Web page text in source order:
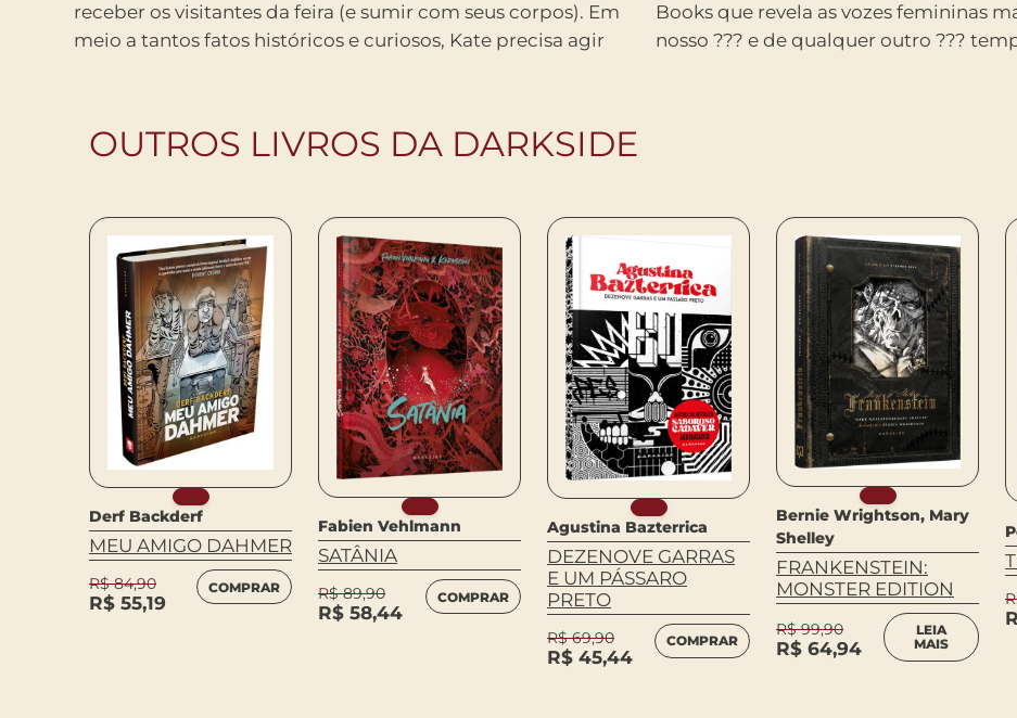
receber os visitantes da feira (e sumir com seus corpos). Em
meio a tantos fatos históricos e curiosos, Kate precisa agir
Books que revela as vozes femininas mais surpreendentes do
nosso ??? e de qualquer outro ???
OUTROS LIVROS DA DARKSIDE
Derf Backderf
MEU AMIGO DAHMER
R$84,90
R$ 55,19
COMPRAR
Fabien Vehlmann
SATÂNIA
R$89,90
R$ 58,44
COMPRAR
Agustina Bazterrica
DEZENOVE GARRAS
E UM PÁSSARO
PRETO
R$69,90
R$ 45,44
COMPRAR
Bernie Wrightson, Mary
Shelley
FRANKENSTEIN:
MONSTER EDITION
R$99,90
R$ 64,94
LEIA
MAIS